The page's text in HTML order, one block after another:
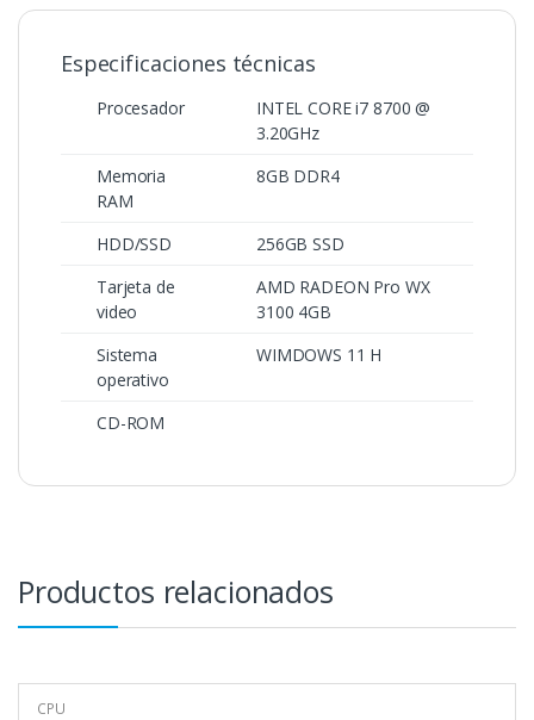
Especificaciones técnicas
Procesador
INTEL CORE i7 8700 @
3.20GHz
Memoria
RAM
8GB DDR4
HDD/SSD
256GB SSD
Tarjeta de
video
AMD RADEON Pro WX
3100 4GB
Sistema
operativo
WIMDOWS 11 H
CD-ROM
Productos relacionados
CPU